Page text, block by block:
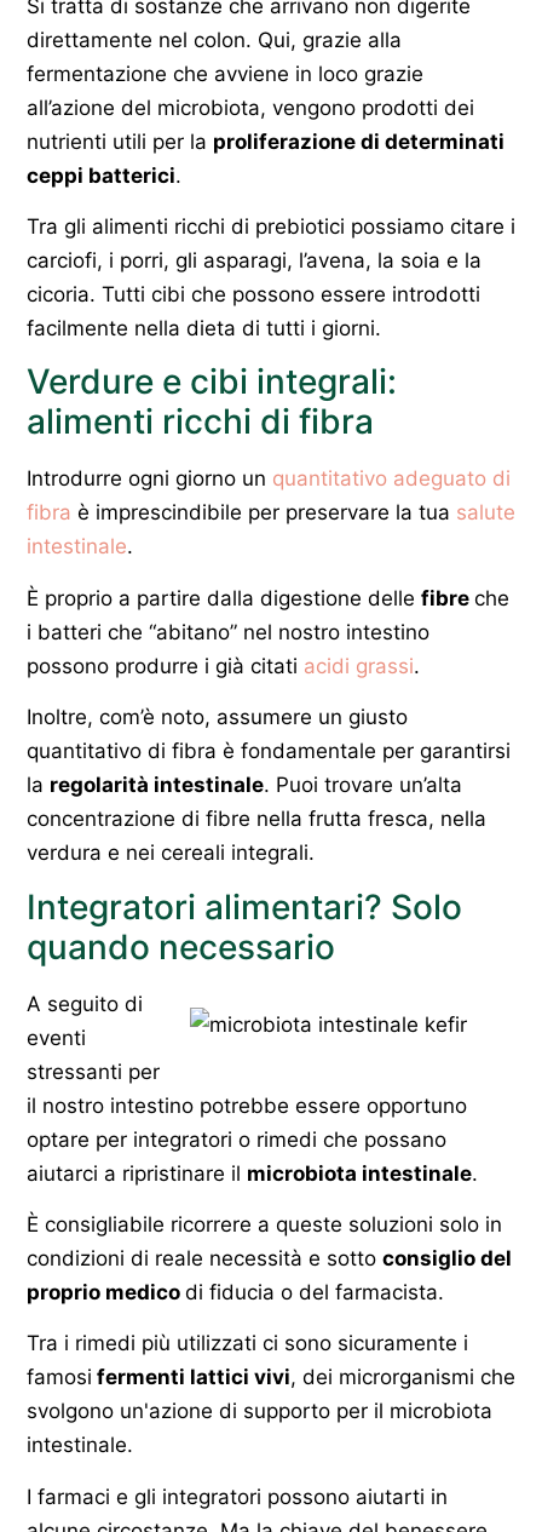
Si tratta di sostanze che arrivano non digerite
direttamente nel colon. Qui, grazie alla
fermentazione che avviene in loco grazie
all’azione del microbiota, vengono prodotti dei
nutrienti utili per la proliferazione di determinati
ceppi batterici.
Tra gli alimenti ricchi di prebiotici possiamo citare i
carciofi, i porri, gli asparagi, l’avena, la soia e la
cicoria. Tutti cibi che possono essere introdotti
facilmente nella dieta di tutti i giorni.
Verdure e cibi integrali:
alimenti ricchi di fibra
Introdurre ogni giorno un quantitativo adeguato di
fibra è imprescindibile per preservare la tua salute
intestinale.
È proprio a partire dalla digestione delle fibre che
i batteri che “abitano” nel nostro intestino
possono produrre i già citati acidi grassi.
Inoltre, com’è noto, assumere un giusto
quantitativo di fibra è fondamentale per garantirsi
la regolarità intestinale. Puoi trovare un’alta
concentrazione di fibre nella frutta fresca, nella
verdura e nei cereali integrali.
Integratori alimentari? Solo
quando necessario
A seguito di
eventi
stressanti per
il nostro intestino potrebbe essere opportuno
optare per integratori o rimedi che possano
aiutarci a ripristinare il microbiota intestinale.
È consigliabile ricorrere a queste soluzioni solo in
condizioni di reale necessità e sotto consiglio del
proprio medico di fiducia o del farmacista.
Tra i rimedi più utilizzati ci sono sicuramente i
famosi fermenti lattici vivi, dei microrganismi che
svolgono un'azione di supporto per il microbiota
intestinale.
I farmaci e gli integratori possono aiutarti in